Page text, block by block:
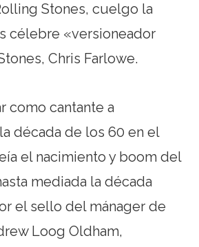
Stones, cuelgo la
célebre «versioneador
Chris Farlowe.
como cantante a
década de los 60 en el
el nacimiento y boom del
mediada la década
el sello del mánager de
Loog Oldham,